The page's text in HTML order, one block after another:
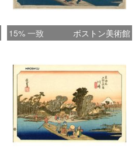
15% 一致 ボストン美術館